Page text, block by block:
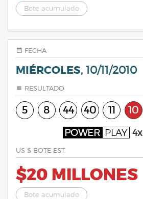
Bote acumulado
FECHA
MIÉRCOLES, 10/11/2010
RESULTADO
5 8 44 40 11 10
POWER PLAY 4x
US $ BOTE EST.
$20 MILLONES
Bote acumulado